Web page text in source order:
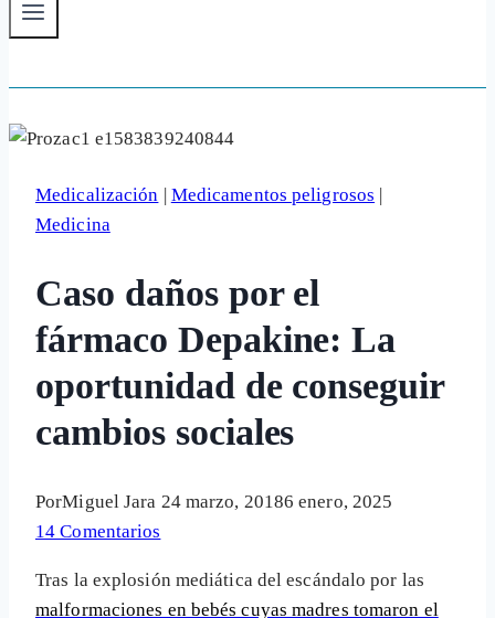
Medicalización | Medicamentos peligrosos |
Medicina
Caso daños por el
fármaco Depakine: La
oportunidad de conseguir
cambios sociales
PorMiguel Jara 24 marzo, 20186 enero, 2025
14 Comentarios
Tras la explosión mediática del escándalo por las
malformaciones en bebés cuyas madres tomaron el